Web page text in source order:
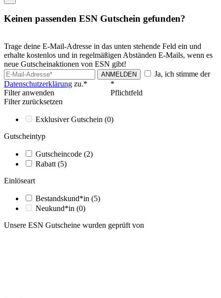
Keinen passenden ESN Gutschein gefunden?
Trage deine E-Mail-Adresse in das unten stehende Feld ein und
erhalte kostenlos und in regelmäßigen Abständen E-Mails, wenn es
neue Gutscheinaktionen von ESN gibt!
ANMELDEN
Ja, ich stimme der
Datenschutzerklärung zu.*
*
Pflichtfeld
Filter anwenden
Filter zurücksetzen
Exklusiver Gutschein (0)
Gutscheintyp
Gutscheincode (2)
Rabatt (5)
Einlöseart
Bestandskund*in (5)
Neukund*in (0)
Unsere ESN Gutscheine wurden geprüft von